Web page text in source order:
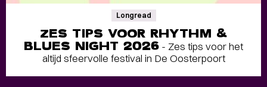
Longread
ZES TIPS VOOR RHYTHM &
BLUES NIGHT 2026 - Zes tips voor het
altijd sfeervolle festival in De Oosterpoort